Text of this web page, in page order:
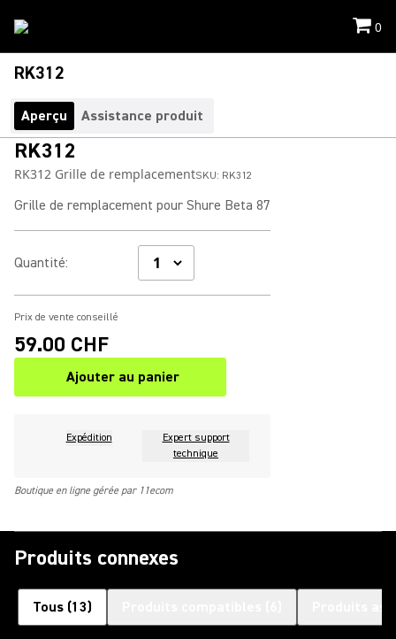
0
RK312
Aperçu Assistance produit
RK312
RK312 Grille de remplacementSKU: RK312
Grille de remplacement pour Shure Beta 87
Quantité:
Prix de vente conseillé
59.00 CHF
Ajouter au panier
Expédition
Expert support
technique
Boutique en ligne gérée par 11ecom
Produits connexes
Tous (13)